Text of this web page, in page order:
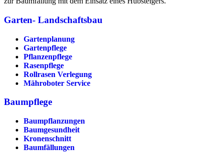
Garten- Landschaftsbau
Gartenplanung
Gartenpflege
Pflanzenpflege
Rasenpflege
Rollrasen Verlegung
Mähroboter Service
Baumpflege
Baumpflanzungen
Baumgesundheit
Kronenschnitt
Baumfällungen